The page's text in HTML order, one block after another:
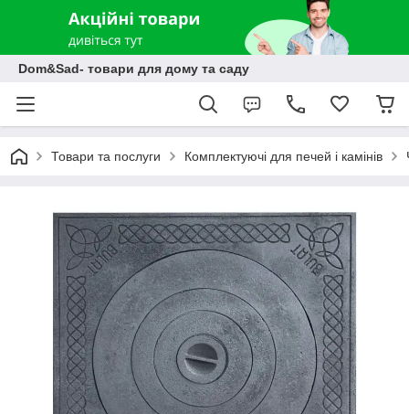
Dom&Sad- товари для дому та саду
Товари та послуги Комплектуючі для печей і камінів